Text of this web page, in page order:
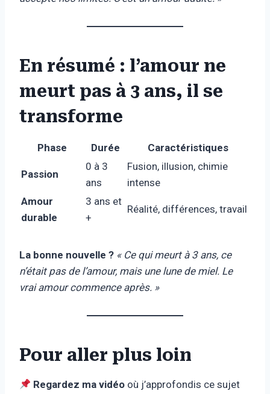
En résumé : l’amour ne
meurt pas à 3 ans, il se
transforme
Phase Durée Caractéristiques
Passion
0 à 3
ans
Fusion, illusion, chimie
intense
Amour
durable
3 ans et
+
Réalité, différences, travail
La bonne nouvelle ? « Ce qui meurt à 3 ans, ce
n’était pas de l’amour, mais une lune de miel. Le
vrai amour commence après. »
Pour aller plus loin
Regardez ma vidéo où j’approfondis ce sujet